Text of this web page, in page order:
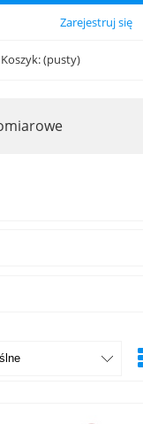
Zarejestruj się
Koszyk:(pusty)